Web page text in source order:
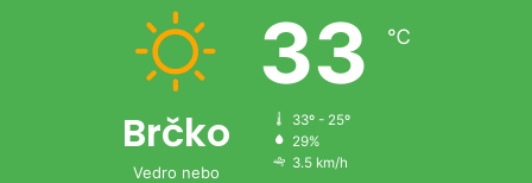
Brčko
Vedro nebo
33 ℃
33º - 25º
29%
3.5 km/h